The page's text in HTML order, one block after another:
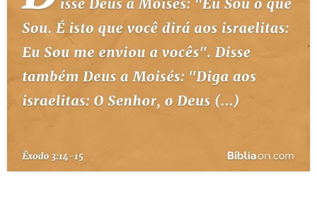
TERMO BÍBLICO
QUEM SOMOS